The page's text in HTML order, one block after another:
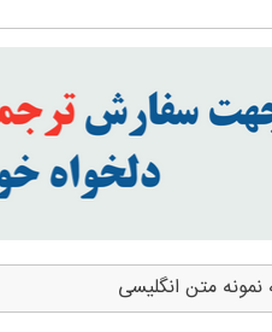
نمونه متن انگلیسی